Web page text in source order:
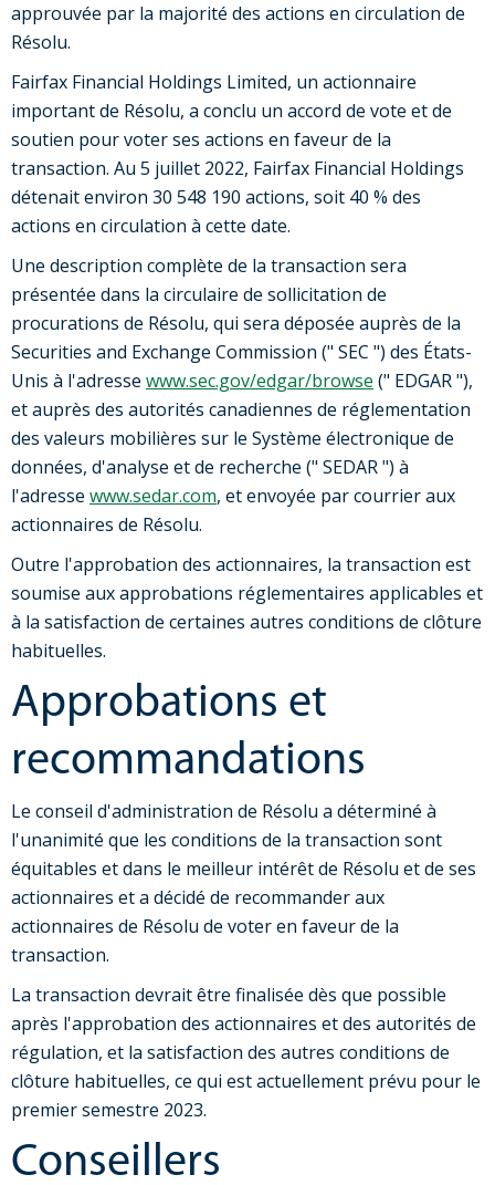
approuvée par la majorité des actions en circulation de
Résolu.
Fairfax Financial Holdings Limited, un actionnaire
important de Résolu, a conclu un accord de vote et de
soutien pour voter ses actions en faveur de la
transaction. Au 5 juillet 2022, Fairfax Financial Holdings
détenait environ 30 548 190 actions, soit 40 % des
actions en circulation à cette date.
Une description complète de la transaction sera
présentée dans la circulaire de sollicitation de
procurations de Résolu, qui sera déposée auprès de la
Securities and Exchange Commission (" SEC ") des États-
Unis à l'adresse www.sec.gov/edgar/browse (" EDGAR "),
et auprès des autorités canadiennes de réglementation
des valeurs mobilières sur le Système électronique de
données, d'analyse et de recherche (" SEDAR ") à
l'adresse www.sedar.com, et envoyée par courrier aux
actionnaires de Résolu.
Outre l'approbation des actionnaires, la transaction est
soumise aux approbations réglementaires applicables et
à la satisfaction de certaines autres conditions de clôture
habituelles.
Approbations et
recommandations
Le conseil d'administration de Résolu a déterminé à
l'unanimité que les conditions de la transaction sont
équitables et dans le meilleur intérêt de Résolu et de ses
actionnaires et a décidé de recommander aux
actionnaires de Résolu de voter en faveur de la
transaction.
La transaction devrait être finalisée dès que possible
après l'approbation des actionnaires et des autorités de
régulation, et la satisfaction des autres conditions de
clôture habituelles, ce qui est actuellement prévu pour le
premier semestre 2023.
Conseillers